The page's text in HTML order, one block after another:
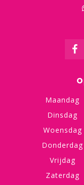
Maandag
Dinsdag
Woensdag
Donderdag
Vrijdag
Zaterdag